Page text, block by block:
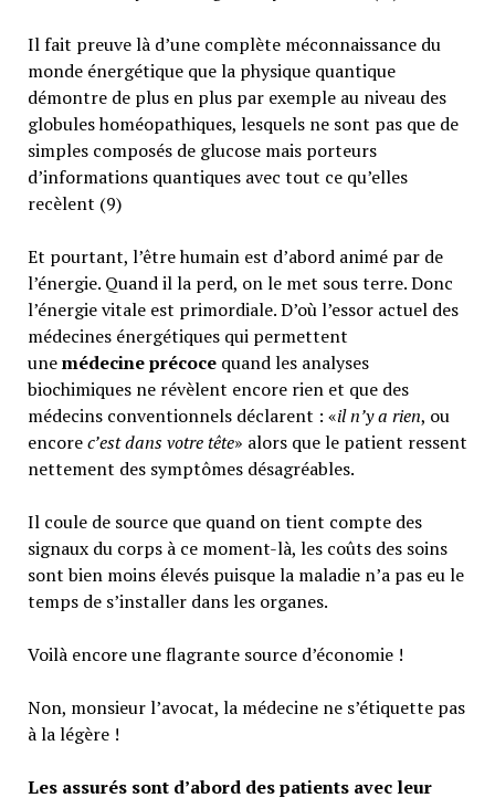
Il fait preuve là d’une complète méconnaissance du
monde énergétique que la physique quantique
démontre de plus en plus par exemple au niveau des
globules homéopathiques, lesquels ne sont pas que de
simples composés de glucose mais porteurs
d’informations quantiques avec tout ce qu’elles
recèlent (9)
Et pourtant, l’être humain est d’abord animé par de
l’énergie. Quand il la perd, on le met sous terre. Donc
l’énergie vitale est primordiale. D’où l’essor actuel des
médecines énergétiques qui permettent
unemédecine précoce quand les analyses
biochimiques ne révèlent encore rien et que des
médecins conventionnels déclarent : «il n’y a rien, ou
encorec’est dans votre tête» alors que le patient ressent
nettement des symptômes désagréables.
Il coule de source que quand on tient compte des
signaux du corps à ce moment-là, les coûts des soins
sont bien moins élevés puisque la maladie n’a pas eu le
temps de s’installer dans les organes.
Voilà encore une flagrante source d’économie !
Non, monsieur l’avocat, la médecine ne s’étiquette pas
à la légère !
Les assurés sont d’abord des patients avec leur